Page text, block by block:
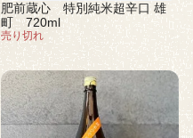
肥前蔵心 特別純米超辛口 雄
町 720ml
売り切れ